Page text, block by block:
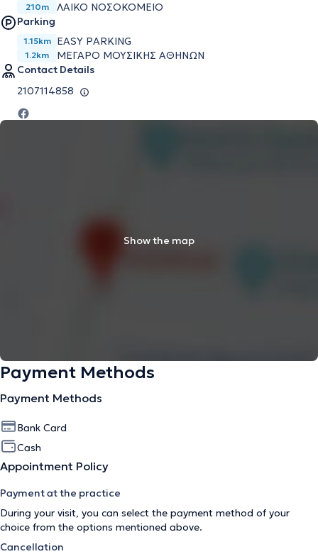
210m
ΛΑΙΚΟ ΝΟΣΟΚΟΜΕΙΟ
Parking
1.15km EASY PARKING
1.2km
ΜΕΓΆΡΟ ΜΟΥΣΙΚΉΣ ΑΘΗΝΏΝ
Contact Details
2107114858
Show the map
Payment Methods
Payment Methods
Bank Card
Cash
Appointment Policy
Payment at the practice
During your visit, you can select the payment method of your
choice from the options mentioned above.
Cancellation